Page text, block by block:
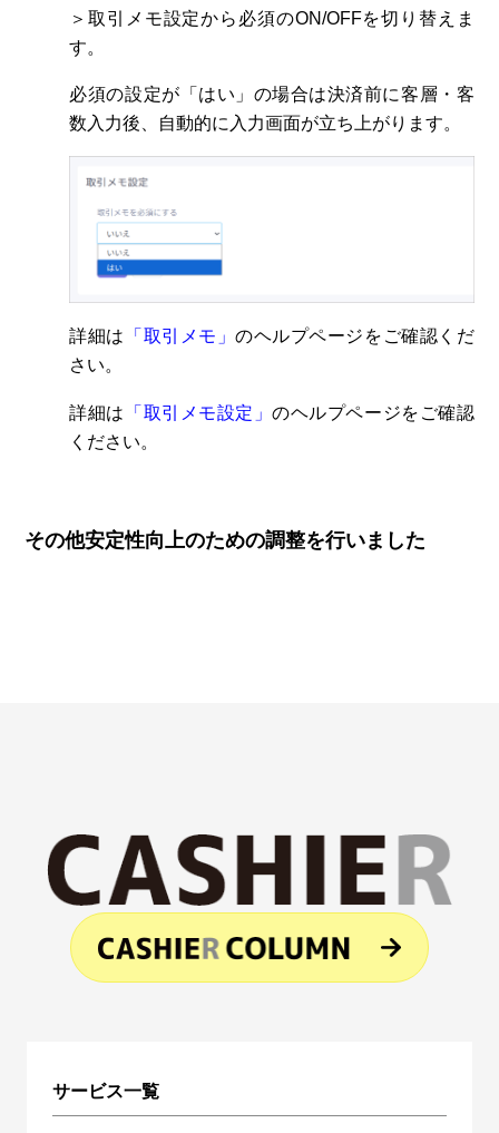
＞取引メモ設定から必須のON/OFFを切り替えま
す。
必須の設定が「はい」の場合は決済前に客層・客
数入力後、自動的に入力画面が立ち上がります。
詳細は 「取引メモ 」のヘルプページをご確認くだ
さい。
詳細は 「取引メモ設定 」のヘルプページをご確認
ください。
その他安定性向上のための調整を行いました
サービス一覧